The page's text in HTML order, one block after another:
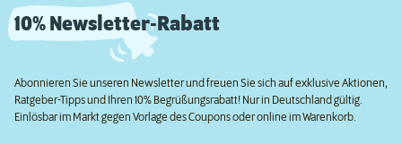
10% Newsletter-Rabatt
Abonnieren Sie unseren Newsletter und freuen Sie sich auf exklusive Aktionen,
Ratgeber-Tipps und Ihren 10% Begrüßungsrabatt! Nur in Deutschland gültig.
Einlösbar im Markt gegen Vorlage des Coupons oder online im Warenkorb.